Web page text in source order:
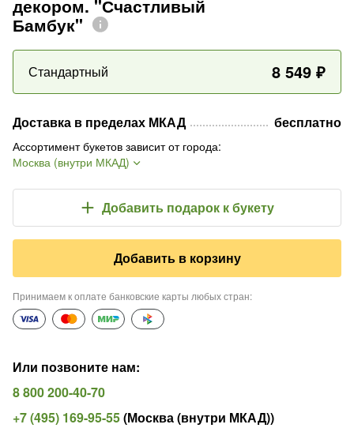
декором. "Счастливый
Бамбук"
Стандартный 8 549 ₽
Доставка в пределах МКАД бесплатно
Ассортимент букетов зависит от города:
Москва (внутри МКАД)
Добавить подарок к букету
Добавить в корзину
Принимаем к оплате банковские карты любых стран:
Или позвоните нам:
8 800 200-40-70
+7 (495) 169-95-55(Москва (внутри МКАД))